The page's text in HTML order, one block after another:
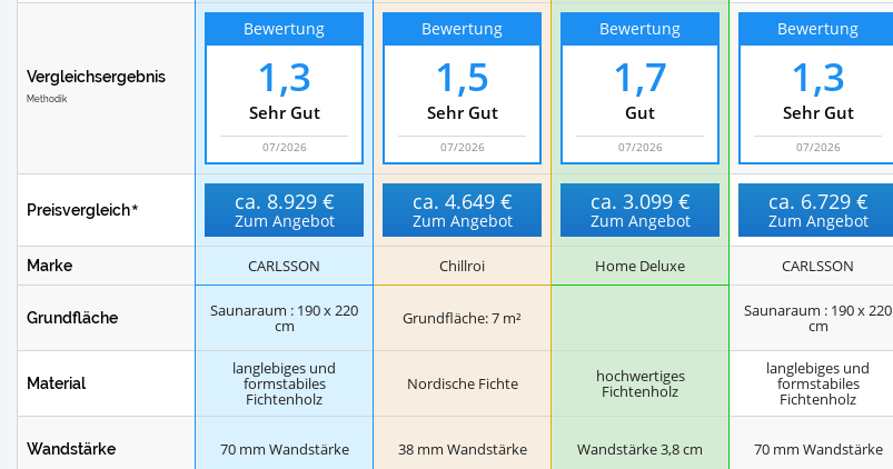
Vergleichsergebnis
Methodik
Bewertung
1,3
Sehr Gut
07/2026
Bewertung
1,5
Sehr Gut
07/2026
Bewertung
1,7
Gut
07/2026
Bewertung
1,3
Sehr Gut
07/2026
Preisvergleich ca. 8.929 €
Zum Angebot
ca. 4.649 €
Zum Angebot
ca. 3.099 €
Zum Angebot
ca. 6.729 €
Zum Angebot
Marke CARLSSON Chillroi Home Deluxe CARLSSON
Grundfläche Saunaraum : 190 x 220
cm Grundfläche: 7 m² Saunaraum : 190 x 220
cm
Material
langlebiges und
formstabiles
Fichtenholz
Nordische Fichte hochwertiges
Fichtenholz
langlebiges und
formstabiles
Fichtenholz
Wandstärke 70 mm Wandstärke 38 mm Wandstärke Wandstärke 3,8 cm 70 mm Wandstärke